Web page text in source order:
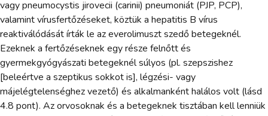
vagy pneumocystis jirovecii (carinii) pneumoniát (PJP, PCP),
valamint vírusfertőzéseket, köztük a hepatitis B vírus
reaktiválódását írták le az everolimuszt szedő betegeknél.
Ezeknek a fertőzéseknek egy része felnőtt és
gyermekgyógyászati betegeknél súlyos (pl. szepszishez
[beleértve a szeptikus sokkot is], légzési- vagy
májelégtelenséghez vezető) és alkalmanként halálos volt (lásd
4.8 pont). Az orvosoknak és a betegeknek tisztában kell lenniük